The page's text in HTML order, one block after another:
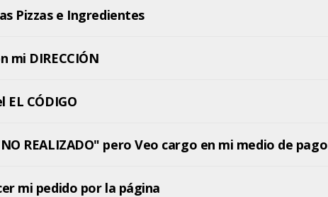
Pizzas e Ingredientes
mi DIRECCIÓN
EL CÓDIGO
El Pago dice "NO REALIZADO" pero Veo cargo en mi medio de pago
mi pedido por la página